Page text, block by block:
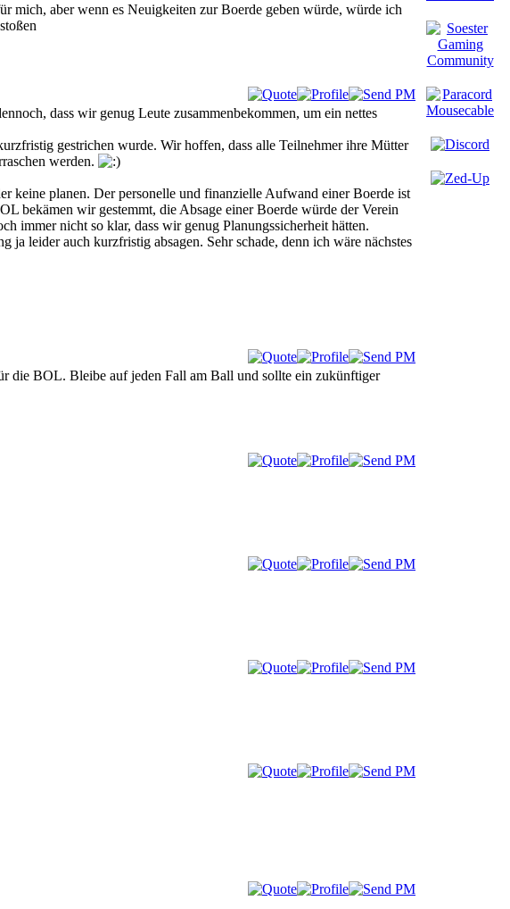
aber wenn es Neuigkeiten zur Boerde geben würde, würde ich
dass wir genug Leute zusammenbekommen, um ein nettes
gestrichen wurde. Wir hoffen, dass alle Teilnehmer ihre Mütter
werden.
keine planen. Der personelle und finanzielle Aufwand einer Boerde ist
bekämen wir gestemmt, die Absage einer Boerde würde der Verein
immer nicht so klar, dass wir genug Planungssicherheit hätten.
leider auch kurzfristig absagen. Sehr schade, denn ich wäre nächstes
die BOL. Bleibe auf jeden Fall am Ball und sollte ein zukünftiger